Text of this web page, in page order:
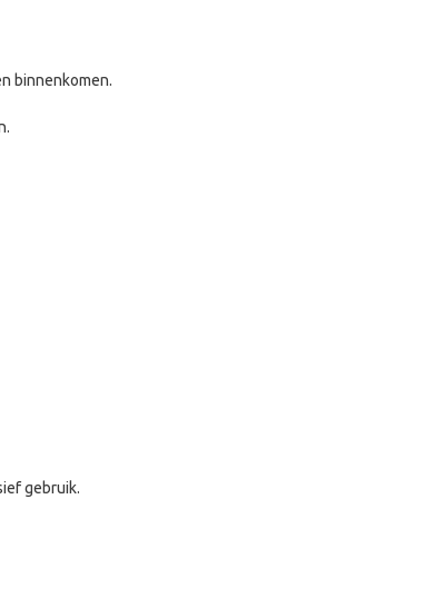
binnenkomen.
gebruik.